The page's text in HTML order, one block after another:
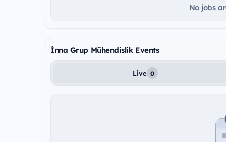
No jobs
İnna Grup Mühendislik Events
Live 0